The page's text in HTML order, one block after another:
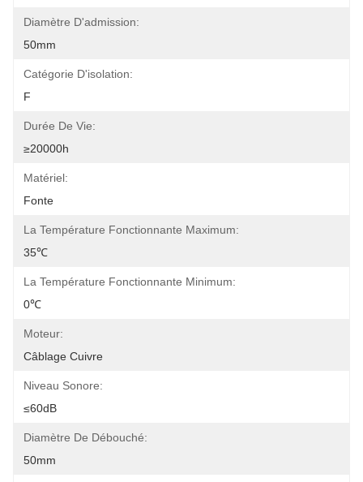
Diamètre D'admission:
50mm
Catégorie D'isolation:
F
Durée De Vie:
≥20000h
Matériel:
Fonte
La Température Fonctionnante Maximum:
35℃
La Température Fonctionnante Minimum:
0℃
Moteur:
Câblage Cuivre
Niveau Sonore:
≤60dB
Diamètre De Débouché:
50mm